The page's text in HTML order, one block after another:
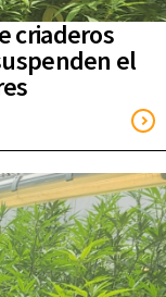
criaderos
el